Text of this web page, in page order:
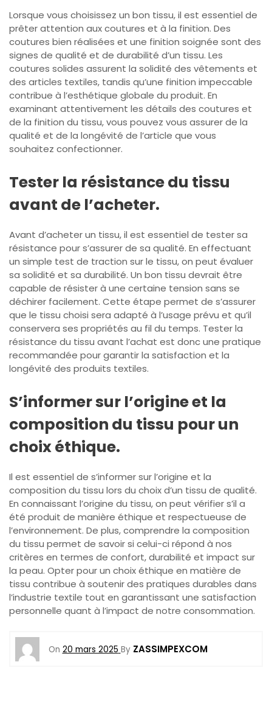
Lorsque vous choisissez un bon tissu, il est essentiel de
prêter attention aux coutures et à la finition. Des
coutures bien réalisées et une finition soignée sont des
signes de qualité et de durabilité d’un tissu. Les
coutures solides assurent la solidité des vêtements et
des articles textiles, tandis qu’une finition impeccable
contribue à l’esthétique globale du produit. En
examinant attentivement les détails des coutures et
de la finition du tissu, vous pouvez vous assurer de la
qualité et de la longévité de l’article que vous
souhaitez confectionner.
Tester la résistance du tissu
avant de l’acheter.
Avant d’acheter un tissu, il est essentiel de tester sa
résistance pour s’assurer de sa qualité. En effectuant
un simple test de traction sur le tissu, on peut évaluer
sa solidité et sa durabilité. Un bon tissu devrait être
capable de résister à une certaine tension sans se
déchirer facilement. Cette étape permet de s’assurer
que le tissu choisi sera adapté à l’usage prévu et qu’il
conservera ses propriétés au fil du temps. Tester la
résistance du tissu avant l’achat est donc une pratique
recommandée pour garantir la satisfaction et la
longévité des produits textiles.
S’informer sur l’origine et la
composition du tissu pour un
choix éthique.
Il est essentiel de s’informer sur l’origine et la
composition du tissu lors du choix d’un tissu de qualité.
En connaissant l’origine du tissu, on peut vérifier s’il a
été produit de manière éthique et respectueuse de
l’environnement. De plus, comprendre la composition
du tissu permet de savoir si celui-ci répond à nos
critères en termes de confort, durabilité et impact sur
la peau. Opter pour un choix éthique en matière de
tissu contribue à soutenir des pratiques durables dans
l’industrie textile tout en garantissant une satisfaction
personnelle quant à l’impact de notre consommation.
On 20 mars 2025 By ZASSIMPEXCOM